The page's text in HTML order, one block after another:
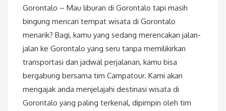
Gorontalo – Mau liburan di Gorontalo tapi masih
bingung mencari tempat wisata di Gorontalo
menarik? Bagi, kamu yang sedang merencakan jalan-
jalan ke Gorontalo yang seru tanpa memilikirkan
transportasi dan jadwal perjalanan, kamu bisa
bergabung bersama tim Campatour. Kami akan
mengajak anda menjelajahi destinasi wisata di
Gorontalo yang paling terkenal, dipimpin oleh tim